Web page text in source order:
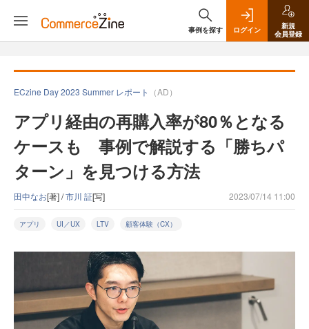
事例を探す ログイン
新規
会員登録
ECzine Day 2023 Summer レポート （AD）
アプリ経由の再購入率が80％となる
ケースも 事例で解説する「勝ちパ
ターン」を見つける方法
田中なお[著] /市川 証[写] 2023/07/14 11:00
アプリ UI／UX LTV 顧客体験（CX）